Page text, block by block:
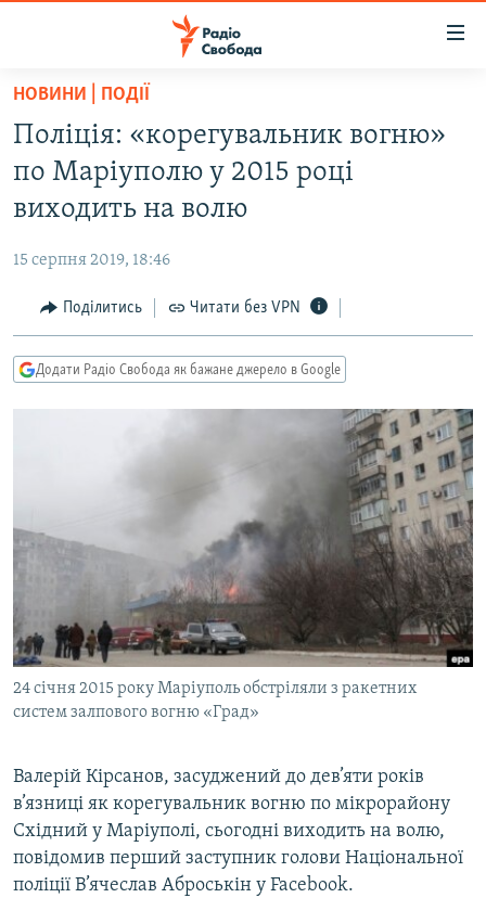
Перейти
основного
матеріалу
до
основної
навігації
Перейти
до
пошуку
ВСЕ ЗА ДОБУ
ЕКОНОМІКА
СУСПІЛЬСТВО
РОСІЙСЬКА «ФІЛЬТРАЦІЯ»
ДОНБАС.РЕАЛІЇ
ТИ ЯК?
ФОТО
ПОДКАСТИ
КРИМ РЕАЛІЇ
РУС
КТАТ
ДОЛУЧАЙСЯ!
НОВИНИ | ПОДІЇ
Поліція: «корегувальник вогню»
по Маріуполю у 2015 році
виходить на волю
15 серпня 2019, 18:46
Поділитись Читати без VPN
Додати Радіо Свобода як бажане джерело в Google
24 січня 2015 року Маріуполь обстріляли з ракетних
систем залпового вогню «Град»
Валерій Кірсанов, засуджений до дев’яти років
в’язниці як корегувальник вогню по мікрорайону
Східний у Маріуполі, сьогодні виходить на волю,
повідомив перший заступник голови Національної
поліції В’ячеслав Аброськін у Facebook.